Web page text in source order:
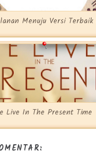
Menuju Versi Terbaik
Live In The Present Time